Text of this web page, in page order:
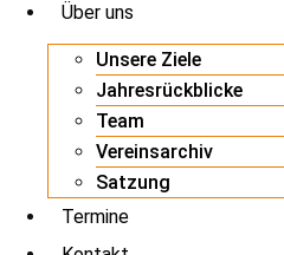
Über uns
Unsere Ziele
Jahresrückblicke
Team
Vereinsarchiv
Satzung
Termine